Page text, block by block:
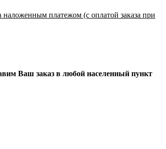
наложенным платежом (с оплатой заказа при
Ваш заказ в любой населенный пункт